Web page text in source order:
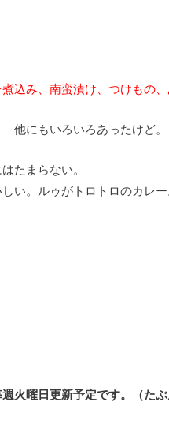
込み、南蛮漬け、つけもの
他にもいろいろあったけど。
たまらない。
い。ルゥがトロトロのカレー
火曜日更新予定です。
（たぶ